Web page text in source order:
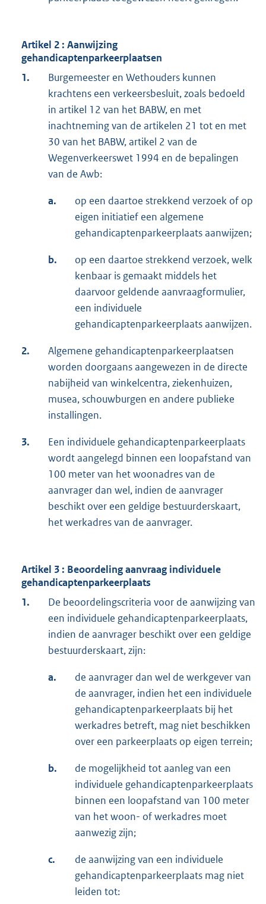
Artikel 2 : Aanwijzing
gehandicaptenparkeerplaatsen
1.
Burgemeester en Wethouders kunnen
krachtens een verkeersbesluit, zoals bedoeld
in artikel 12 van het BABW, en met
inachtneming van de artikelen 21 tot en met
30 van het BABW, artikel 2 van de
Wegenverkeerswet 1994 en de bepalingen
van de Awb:
a.
op een daartoe strekkend verzoek of op
eigen initiatief een algemene
gehandicaptenparkeerplaats aanwijzen;
b.
op een daartoe strekkend verzoek, welk
kenbaar is gemaakt middels het
daarvoor geldende aanvraagformulier,
een individuele
gehandicaptenparkeerplaats aanwijzen.
2.
Algemene gehandicaptenparkeerplaatsen
worden doorgaans aangewezen in de directe
nabijheid van winkelcentra, ziekenhuizen,
musea, schouwburgen en andere publieke
installingen.
3.
Een individuele gehandicaptenparkeerplaats
wordt aangelegd binnen een loopafstand van
100 meter van het woonadres van de
aanvrager dan wel, indien de aanvrager
beschikt over een geldige bestuurderskaart,
het werkadres van de aanvrager.
Artikel 3 : Beoordeling aanvraag individuele
gehandicaptenparkeerplaats
1.
De beoordelingscriteria voor de aanwijzing van
een individuele gehandicaptenparkeerplaats,
indien de aanvrager beschikt over een geldige
bestuurderskaart, zijn:
a.
de aanvrager dan wel de werkgever van
de aanvrager, indien het een individuele
gehandicaptenparkeerplaats bij het
werkadres betreft, mag niet beschikken
over een parkeerplaats op eigen terrein;
b.
de mogelijkheid tot aanleg van een
individuele gehandicaptenparkeerplaats
binnen een loopafstand van 100 meter
van het woon- of werkadres moet
aanwezig zijn;
c.
de aanwijzing van een individuele
gehandicaptenparkeerplaats mag niet
leiden tot: